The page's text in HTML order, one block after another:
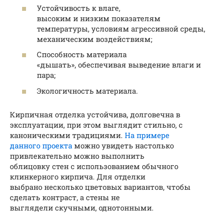
Устойчивость к влаге,
высоким и низким показателям
температуры, условиям агрессивной среды,
механическим воздействиям;
Способность материала
«дышать», обеспечивая выведение влаги и
пара;
Экологичность материала.
Кирпичная отделка устойчива, долговечна в
эксплуатации, при этом выглядит стильно, с
каноническими традициями. На примере
данного проекта можно увидеть настолько
привлекательно можно выполнить
облицовку стен с использованием обычного
клинкерного кирпича. Для отделки
выбрано несколько цветовых вариантов, чтобы
сделать контраст, а стены не
выглядели скучными, однотонными.